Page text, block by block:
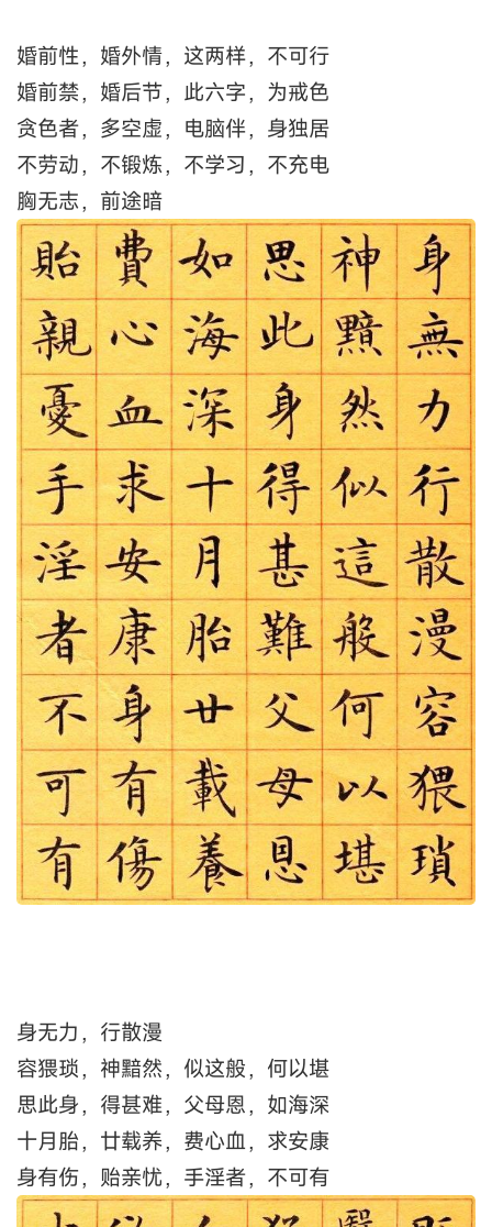
婚前性，婚外情，这两样，不可行
婚前禁，婚后节，此六字，为戒色
贪色者，多空虚，电脑伴，身独居
不劳动，不锻炼，不学习，不充电
胸无志，前途暗
身无力，行散漫
容猥琐，神黯然，似这般，何以堪
思此身，得甚难，父母恩，如海深
十月胎，廿载养，费心血，求安康
身有伤，贻亲忧，手淫者，不可有